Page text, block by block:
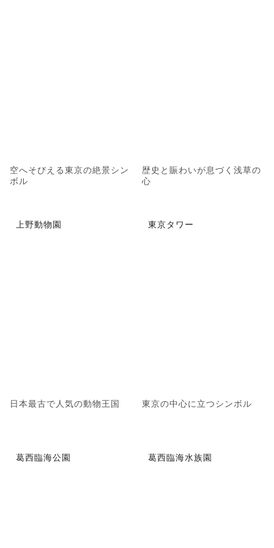
空へそびえる東京の絶景シン
ボル
歴史と賑わいが息づく浅草の
心
上野動物園
日本最古で人気の動物王国
東京タワー
東京の中心に立つシンボル
葛西臨海公園 葛西臨海水族園